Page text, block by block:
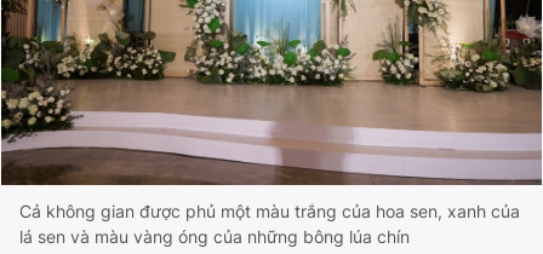
Cả không gian được phủ một màu trắng của hoa sen, xanh của
lá sen và màu vàng óng của những bông lúa chín